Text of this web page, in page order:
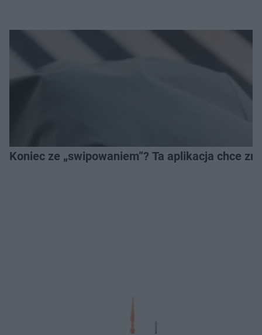
Koniec ze „swipowaniem”? Ta aplikacja chce